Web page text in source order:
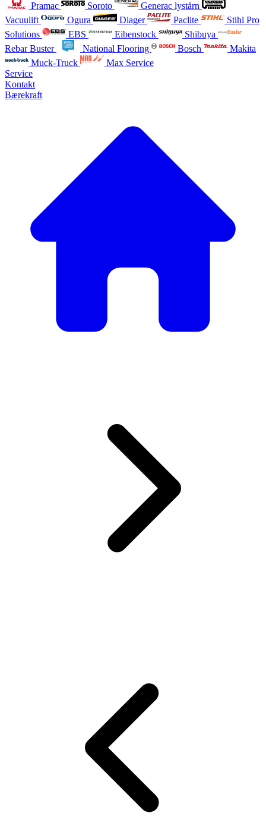
Pramac
Soroto
Generac lystårn
Vacuulift
Ogura Diager Paclite
Stihl Pro
Solutions
EBS Eibenstock
Shibuya
Rebar Buster
National Flooring Bosch
Makita
Muck-Truck
Max Service
Service
Kontakt
Bærekraft